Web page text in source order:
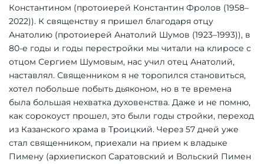
Константином (протоиерей Константин Фролов (1958–
2022)). К священству я пришел благодаря отцу
Анатолию (протоиерей Анатолий Шумов (1923–1993)), в
80-е годы и годы перестройки мы читали на клиросе с
отцом Сергием Шумовым, нас учил отец Анатолий,
наставлял. Священником я не торопился становиться,
хотел побольше побыть дьяконом, но в те времена
была большая нехватка духовенства. Даже и не помню,
как сорокоуст прошел, это были годы стройки, переход
из Казанского храма в Троицкий. Через 57 дней уже
стал священником, приехали на прием к владыке
Пимену (архиепископ Саратовский и Вольский Пимен